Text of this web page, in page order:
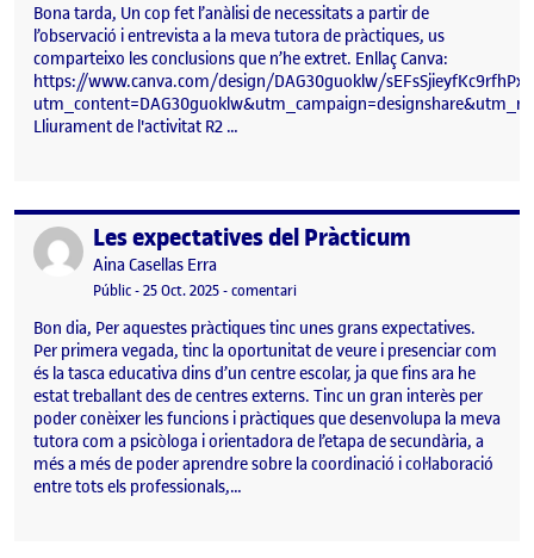
Bona tarda, Un cop fet l’anàlisi de necessitats a partir de
l’observació i entrevista a la meva tutora de pràctiques, us
comparteixo les conclusions que n’he extret. Enllaç Canva:
https://www.canva.com/design/DAG30guoklw/
Lliurament de l'activitat R2 …
Publicat perLes expectatives del Pràcticum
Publicat per
Aina Casellas Erra
Visibilitat:
Públic-Data de publicació
25 Oct. 2025-comentariel Les expectatives del Pràcticum
Bon dia, Per aquestes pràctiques tinc unes grans expectatives.
Per primera vegada, tinc la oportunitat de veure i presenciar com
és la tasca educativa dins d’un centre escolar, ja que fins ara he
estat treballant des de centres externs. Tinc un gran interès per
poder conèixer les funcions i pràctiques que desenvolupa la meva
tutora com a psicòloga i orientadora de l’etapa de secundària, a
més a més de poder aprendre sobre la coordinació i col·laboració
entre tots els professionals,…